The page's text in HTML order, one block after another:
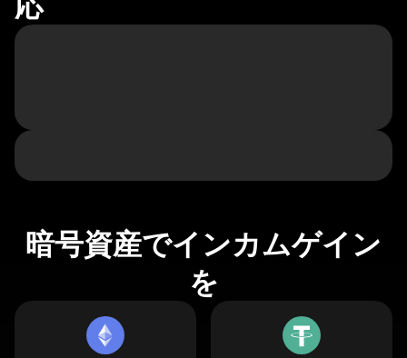
暗号資産でインカムゲイン
を